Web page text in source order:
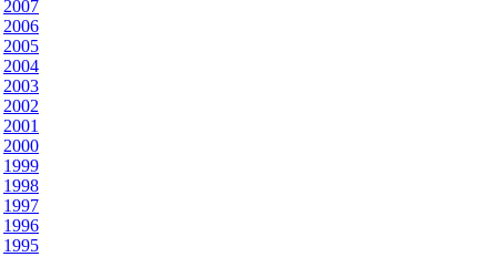
2007
2006
2005
2004
2003
2002
2001
2000
1999
1998
1997
1996
1995